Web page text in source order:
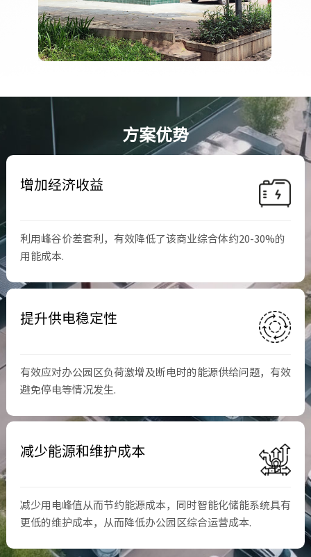
方案优势
增加经济收益
利用峰谷价差套利，有效降低了该商业综合体约20-30%的
用能成本.
提升供电稳定性
有效应对办公园区负荷激增及断电时的能源供给问题，有效
避免停电等情况发生.
减少能源和维护成本
减少用电峰值从而节约能源成本，同时智能化储能系统具有
更低的维护成本，从而降低办公园区综合运营成本.